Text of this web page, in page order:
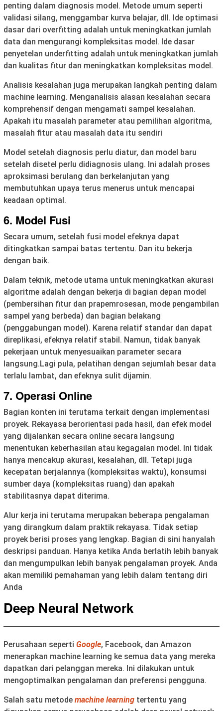
penting dalam diagnosis model. Metode umum seperti
validasi silang, menggambar kurva belajar, dll. Ide optimasi
dasar dari overfitting adalah untuk meningkatkan jumlah
data dan mengurangi kompleksitas model. Ide dasar
penyetelan underfitting adalah untuk meningkatkan jumlah
dan kualitas fitur dan meningkatkan kompleksitas model.
Analisis kesalahan juga merupakan langkah penting dalam
machine learning. Menganalisis alasan kesalahan secara
komprehensif dengan mengamati sampel kesalahan.
Apakah itu masalah parameter atau pemilihan algoritma,
masalah fitur atau masalah data itu sendiri
Model setelah diagnosis perlu diatur, dan model baru
setelah disetel perlu didiagnosis ulang. Ini adalah proses
aproksimasi berulang dan berkelanjutan yang
membutuhkan upaya terus menerus untuk mencapai
keadaan optimal.
6. Model Fusi
Secara umum, setelah fusi model efeknya dapat
ditingkatkan sampai batas tertentu. Dan itu bekerja
dengan baik.
Dalam teknik, metode utama untuk meningkatkan akurasi
algoritme adalah dengan bekerja di bagian depan model
(pembersihan fitur dan prapemrosesan, mode pengambilan
sampel yang berbeda) dan bagian belakang
(penggabungan model). Karena relatif standar dan dapat
direplikasi, efeknya relatif stabil. Namun, tidak banyak
pekerjaan untuk menyesuaikan parameter secara
langsung.Lagi pula, pelatihan dengan sejumlah besar data
terlalu lambat, dan efeknya sulit dijamin.
7. Operasi Online
Bagian konten ini terutama terkait dengan implementasi
proyek. Rekayasa berorientasi pada hasil, dan efek model
yang dijalankan secara online secara langsung
menentukan keberhasilan atau kegagalan model. Ini tidak
hanya mencakup akurasi, kesalahan, dll. Tetapi juga
kecepatan berjalannya (kompleksitas waktu), konsumsi
sumber daya (kompleksitas ruang) dan apakah
stabilitasnya dapat diterima.
Alur kerja ini terutama merupakan beberapa pengalaman
yang dirangkum dalam praktik rekayasa. Tidak setiap
proyek berisi proses yang lengkap. Bagian di sini hanyalah
deskripsi panduan. Hanya ketika Anda berlatih lebih banyak
dan mengumpulkan lebih banyak pengalaman proyek. Anda
akan memiliki pemahaman yang lebih dalam tentang diri
Anda
Deep Neural Network
Perusahaan seperti Google, Facebook, dan Amazon
menerapkan machine learning ke semua data yang mereka
dapatkan dari pelanggan mereka. Ini dilakukan untuk
mengoptimalkan pengalaman dan preferensi pengguna.
Salah satu metode machine learning tertentu yang